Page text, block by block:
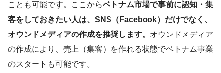
ことも可能です。ここからベトナム市場で事前に認知・集
客をしておきたい人は、SNS（Facebook）だけでなく、
オウンドメディアの作成を推奨します。 オウンドメディア
の作成により、売上（集客）を作れる状態でベトナム事業
のスタートも可能です。